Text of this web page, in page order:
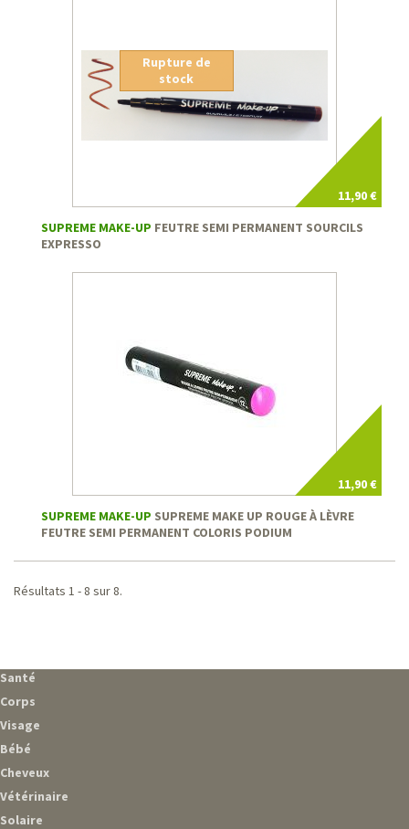
11,90 €
Rupture de
stock
SUPREME MAKE-UP FEUTRE SEMI PERMANENT SOURCILS
EXPRESSO
11,90 €
SUPREME MAKE-UP SUPREME MAKE UP ROUGE À LÈVRE
FEUTRE SEMI PERMANENT COLORIS PODIUM
Résultats 1 - 8 sur 8.
Santé
Corps
Visage
Bébé
Cheveux
Vétérinaire
Solaire